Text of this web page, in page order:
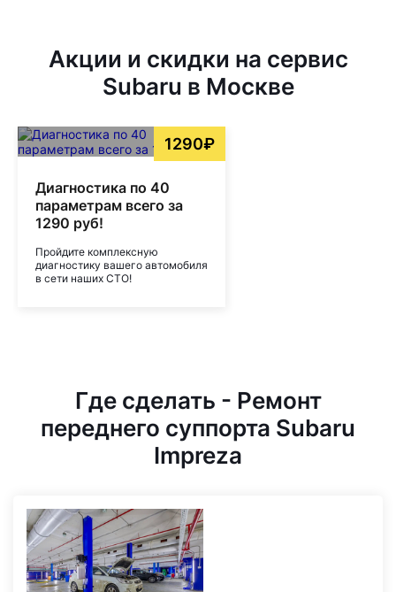
Акции и скидки на сервис
Subaru в Москве
1290₽
Диагностика по 40
параметрам всего за
1290 руб!
Пройдите комплексную
диагностику вашего автомобиля
в сети наших СТО!
Где сделать - Ремонт
переднего суппорта Subaru
Impreza